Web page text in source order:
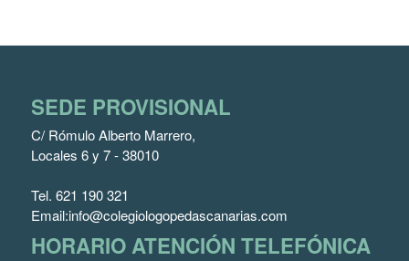
SEDE PROVISIONAL
C/ Rómulo Alberto Marrero,
Locales 6 y 7 - 38010
Tel. 621 190 321
Email:info@colegiologopedascanarias.com
HORARIO ATENCIÓN TELEFÓNICA